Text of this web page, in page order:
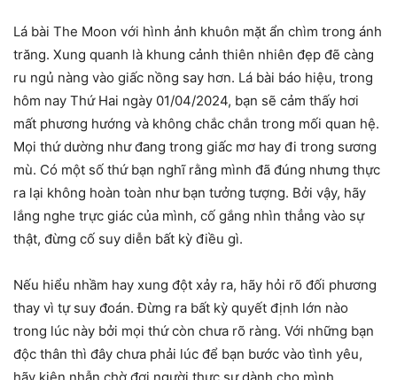
Lá bài The Moon với hình ảnh khuôn mặt ẩn chìm trong ánh
trăng. Xung quanh là khung cảnh thiên nhiên đẹp đẽ càng
ru ngủ nàng vào giấc nồng say hơn. Lá bài báo hiệu, trong
hôm nay Thứ Hai ngày 01/04/2024, bạn sẽ cảm thấy hơi
mất phương hướng và không chắc chắn trong mối quan hệ.
Mọi thứ dường như đang trong giấc mơ hay đi trong sương
mù. Có một số thứ bạn nghĩ rằng mình đã đúng nhưng thực
ra lại không hoàn toàn như bạn tưởng tượng. Bởi vậy, hãy
lắng nghe trực giác của mình, cố gắng nhìn thẳng vào sự
thật, đừng cố suy diễn bất kỳ điều gì.
Nếu hiểu nhầm hay xung đột xảy ra, hãy hỏi rõ đối phương
thay vì tự suy đoán. Đừng ra bất kỳ quyết định lớn nào
trong lúc này bởi mọi thứ còn chưa rõ ràng. Với những bạn
độc thân thì đây chưa phải lúc để bạn bước vào tình yêu,